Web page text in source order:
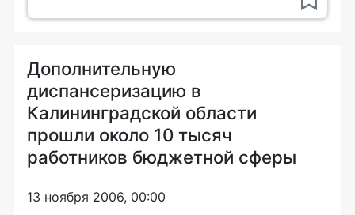
Дополнительную
диспансеризацию в
Калининградской области
прошли около 10 тысяч
работников бюджетной сферы
13 ноября 2006, 00:00